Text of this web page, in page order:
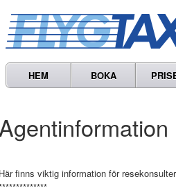
HEM BOKA
Agentinformation
Här finns viktig information för